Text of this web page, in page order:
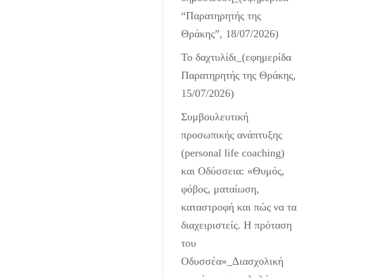
“Παρατηρητής της
Θράκης”, 18/07/2026)
Το δαχτυλίδι_(εφημερίδα
Παρατηρητής της Θράκης,
15/07/2026)
Συμβουλευτική
προσωπικής ανάπτυξης
(personal life coaching)
και Οδύσσεια: «Θυμός,
φόβος, ματαίωση,
καταστροφή και πώς να τα
διαχειριστείς. Η πρόταση
του
Οδυσσέα»_Διασχολική